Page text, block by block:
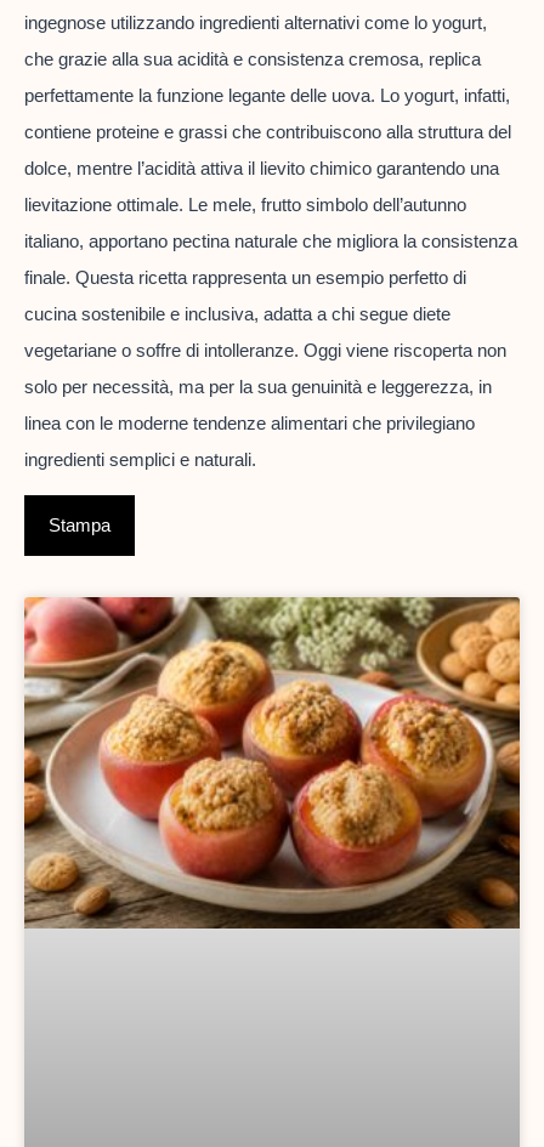
ingegnose utilizzando ingredienti alternativi come lo yogurt,
che grazie alla sua acidità e consistenza cremosa, replica
perfettamente la funzione legante delle uova. Lo yogurt, infatti,
contiene proteine e grassi che contribuiscono alla struttura del
dolce, mentre l’acidità attiva il lievito chimico garantendo una
lievitazione ottimale. Le mele, frutto simbolo dell’autunno
italiano, apportano pectina naturale che migliora la consistenza
finale. Questa ricetta rappresenta un esempio perfetto di
cucina sostenibile e inclusiva, adatta a chi segue diete
vegetariane o soffre di intolleranze. Oggi viene riscoperta non
solo per necessità, ma per la sua genuinità e leggerezza, in
linea con le moderne tendenze alimentari che privilegiano
ingredienti semplici e naturali.
Stampa